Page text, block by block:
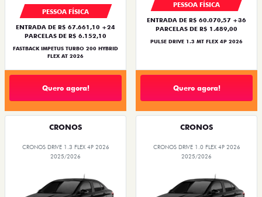
PESSOA FÍSICA
ENTRADA DE R$ 67.661,10 +24
PARCELAS DE R$ 6.152,10
FASTBACK IMPETUS TURBO 200 HYBRID
FLEX AT 2026
Quero agora!
PESSOA FÍSICA
ENTRADA DE R$ 60.070,57 +36
PARCELAS DE R$ 1.489,00
PULSE DRIVE 1.3 MT FLEX 4P 2026
Quero agora!
CRONOS
CRONOS DRIVE 1.3 FLEX 4P 2026
2025/2026
CRONOS
CRONOS DRIVE 1.0 FLEX 4P 2026
2025/2026